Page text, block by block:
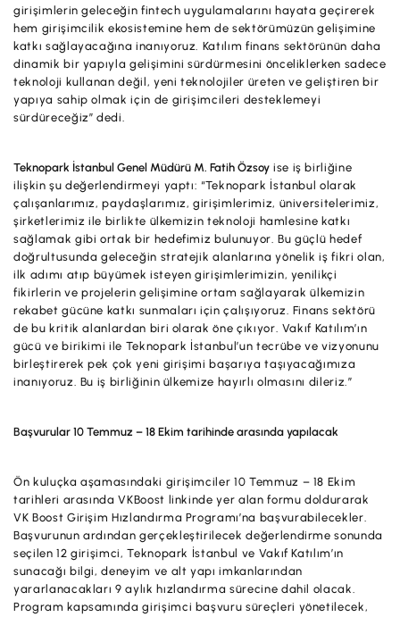
girişimlerin geleceğin fintech uygulamalarını hayata geçirerek
hem girişimcilik ekosistemine hem de sektörümüzün gelişimine
katkı sağlayacağına inanıyoruz. Katılım finans sektörünün daha
dinamik bir yapıyla gelişimini sürdürmesini önceliklerken sadece
teknoloji kullanan değil, yeni teknolojiler üreten ve geliştiren bir
yapıya sahip olmak için de girişimcileri desteklemeyi
sürdüreceğiz” dedi.
Teknopark İstanbul Genel Müdürü M. Fatih Özsoy ise iş birliğine
ilişkin şu değerlendirmeyi yaptı: “Teknopark İstanbul olarak
çalışanlarımız, paydaşlarımız, girişimlerimiz, üniversitelerimiz,
şirketlerimiz ile birlikte ülkemizin teknoloji hamlesine katkı
sağlamak gibi ortak bir hedefimiz bulunuyor. Bu güçlü hedef
doğrultusunda geleceğin stratejik alanlarına yönelik iş fikri olan,
ilk adımı atıp büyümek isteyen girişimlerimizin, yenilikçi
fikirlerin ve projelerin gelişimine ortam sağlayarak ülkemizin
rekabet gücüne katkı sunmaları için çalışıyoruz. Finans sektörü
de bu kritik alanlardan biri olarak öne çıkıyor. Vakıf Katılım’ın
gücü ve birikimi ile Teknopark İstanbul’un tecrübe ve vizyonunu
birleştirerek pek çok yeni girişimi başarıya taşıyacağımıza
inanıyoruz. Bu iş birliğinin ülkemize hayırlı olmasını dileriz.”
Başvurular 10 Temmuz – 18 Ekim tarihinde arasında yapılacak
Ön kuluçka aşamasındaki girişimciler 10 Temmuz – 18 Ekim
tarihleri arasında VKBoost linkinde yer alan formu doldurarak
VK Boost Girişim Hızlandırma Programı’na başvurabilecekler.
Başvurunun ardından gerçekleştirilecek değerlendirme sonunda
seçilen 12 girişimci, Teknopark İstanbul ve Vakıf Katılım’ın
sunacağı bilgi, deneyim ve alt yapı imkanlarından
yararlanacakları 9 aylık hızlandırma sürecine dahil olacak.
Program kapsamında girişimci başvuru süreçleri yönetilecek,